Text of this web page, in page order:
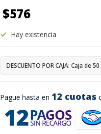
$576
Pague hasta en 12 cuotas
Hay existencia
DESCUENTO POR CAJA: Caja de